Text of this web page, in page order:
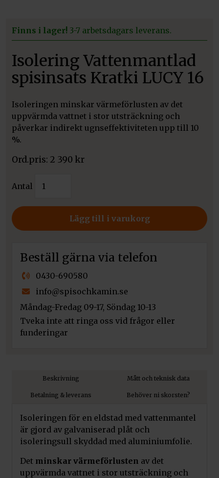
Finns i lager! 3-7 arbetsdagars leverans.
Isolering Vattenmantlad
spisinsats Kratki LUCY 16
Isoleringen minskar värmeförlusten av det
uppvärmda vattnet i stor utsträckning och
påverkar indirekt ugnseffektiviteten upp till 10
%.
2 390 kr
Antal
Vattenmantlad
mängd
Lägg till i varukorg
Beställ gärna via telefon
0430-690580
info@spisochkamin.se
Måndag-Fredag 09-17, Söndag 10-13
Tveka inte att ringa oss vid frågor eller
funderingar
Beskrivning Mått och teknisk data
Betalning & leverans Behöver ni skorsten?
Isoleringen för en eldstad med vattenmantel
är gjord av galvaniserad plåt och
isoleringsull skyddad med aluminiumfolie.
Det minskar värmeförlusten av det
uppvärmda vattnet i stor utsträckning och